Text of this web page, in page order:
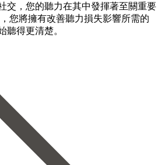
交，您的聽力在其中發揮著至關重要
您將擁有改善聽力損失影響所需的
聽得更清楚。